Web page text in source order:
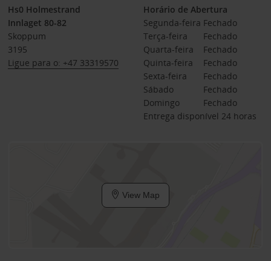
Hs0 Holmestrand
Innlaget 80-82
Skoppum
3195
Ligue para o: +47 33319570
Horário de Abertura
Segunda-feira Fechado
Terça-feira
Fechado
Quarta-feira
Fechado
Quinta-feira
Fechado
Sexta-feira
Fechado
Sábado
Fechado
Domingo
Fechado
Entrega disponível 24 horas
View Map